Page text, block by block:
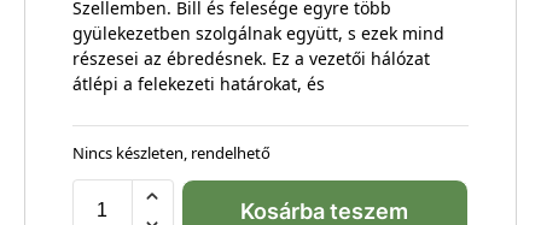
Szellemben. Bill és felesége egyre több
gyülekezetben szolgálnak együtt, s ezek mind
részesei az ébredésnek. Ez a vezetői hálózat
átlépi a felekezeti határokat, és
Nincs készleten, rendelhető
Kosárba teszem